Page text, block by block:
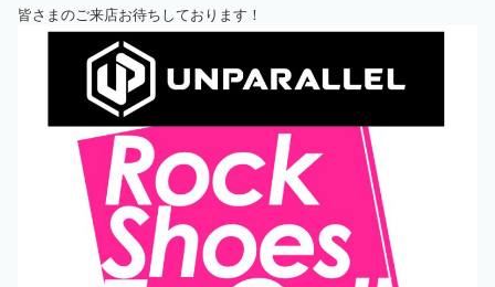
皆さまのご来店お待ちしております！